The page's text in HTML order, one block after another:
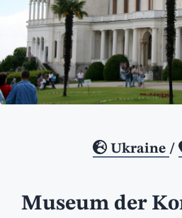
Ukraine /
Museum der